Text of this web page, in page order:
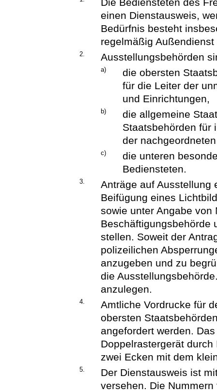
Die Bediensteten des
einen Dienstausweis,
Bedürfnis besteht
regelmäßig
2. Ausstellungsbehörden
a)
die obersten
für die Leiter der
und Einrichtungen,
b)
die allgemeine
Staatsbehörden für
der
c)
die unteren
Bediensteten.
3.
Anträge auf Ausstellung
Beifügung eines
sowie unter Angabe von
Beschäftigungsbehörde
stellen. Soweit der
polizeilichen
anzugeben und zu
die
anzulegen.
4.
Amtliche Vordrucke für
obersten
angefordert werden.
Doppelrastergerät
zwei Ecken mit dem
5.
Der Dienstausweis ist
versehen. Die